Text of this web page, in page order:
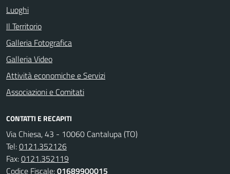
Luoghi
Il Territorio
Galleria Fotografica
Galleria Video
Attività economiche e Servizi
Associazioni e Comitati
CONTATTI E RECAPITI
Via Chiesa, 43 - 10060 Cantalupa (TO)
Tel:0121.352126
Fax:0121.352119
Codice Fiscale:01689900015